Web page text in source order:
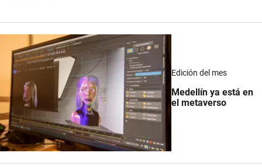
Edición del mes
Medellín ya está en
el metaverso